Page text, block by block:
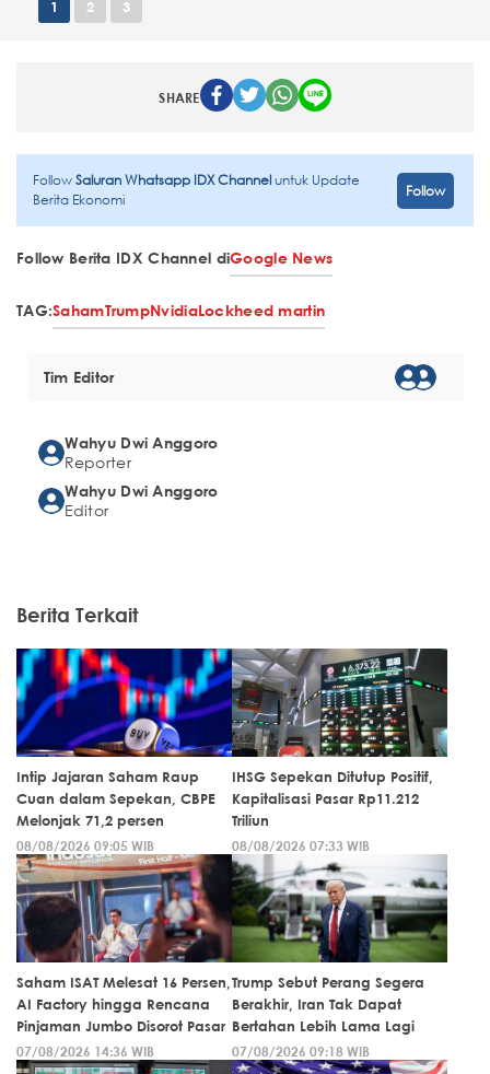
1 2 3
SHARE
FollowSaluran Whatsapp IDX Channeluntuk Update
Berita Ekonomi
Follow
Follow Berita IDX Channel diGoogle News
TAG:SahamTrumpNvidiaLockheed martin
Tim Editor
Wahyu Dwi Anggoro
Reporter
Wahyu Dwi Anggoro
Editor
Berita Terkait
Intip Jajaran Saham Raup
Cuan dalam Sepekan, CBPE
Melonjak 71,2 persen
08/08/2026 09:05 WIB
IHSG Sepekan Ditutup Positif,
Kapitalisasi Pasar Rp11.212
Triliun
08/08/2026 07:33 WIB
Saham ISAT Melesat 16 Persen,
AI Factory hingga Rencana
Pinjaman Jumbo Disorot Pasar
07/08/2026 14:36 WIB
Trump Sebut Perang Segera
Berakhir, Iran Tak Dapat
Bertahan Lebih Lama Lagi
07/08/2026 09:18 WIB